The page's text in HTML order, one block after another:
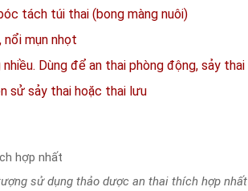
tách túi thai (bong màng nuôi)
mụn nhọt
Dùng để an thai phòng động, sảy thai
sử sảy thai hoặc thai lưu
sử dụng thảo dược an thai thích hợp nhất